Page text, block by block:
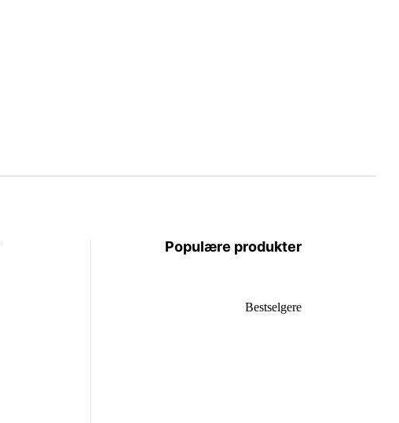
Populære produkter
Bestselgere